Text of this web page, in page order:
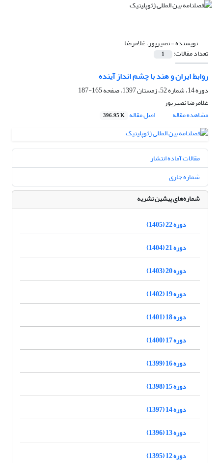
نویسنده =نصیرپور، غلامرضا
تعداد مقالات: 1
روابط ایران و هند با چشم انداز آینده
دوره 14، شماره 52، زمستان 1397، صفحه
165-187
غلامرضا نصیرپور
مشاهده مقاله
اصل مقاله 396.95 K
مقالات آماده انتشار
شماره جاری
شماره‌های پیشین نشریه
دوره 22 (1405)
دوره 21 (1404)
دوره 20 (1403)
دوره 19 (1402)
دوره 18 (1401)
دوره 17 (1400)
دوره 16 (1399)
دوره 15 (1398)
دوره 14 (1397)
دوره 13 (1396)
دوره 12 (1395)